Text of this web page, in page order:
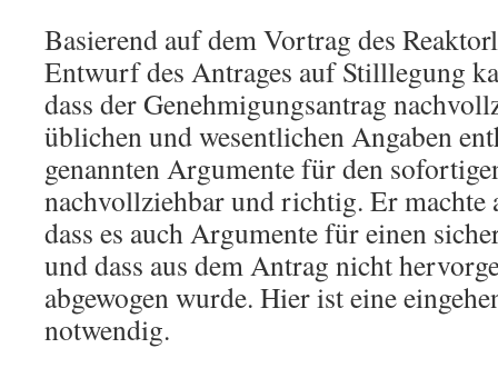
Basierend auf dem Vortrag des
Entwurf des Antrages auf Stilllegung
dass der Genehmigungsantrag
üblichen und wesentlichen Angaben
genannten Argumente für den
nachvollziehbar und richtig. Er machte
dass es auch Argumente für einen
und dass aus dem Antrag nicht
abgewogen wurde. Hier ist eine
notwendig.